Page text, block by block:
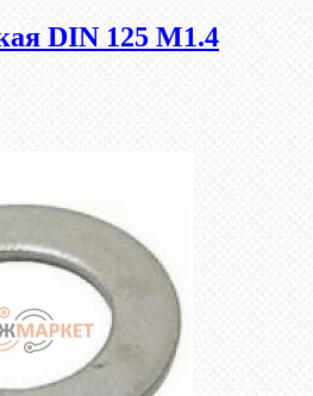
DIN 125 М1.4